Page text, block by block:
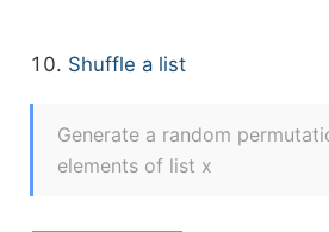
10. Shuffle a list
Generate a random
elements of list x